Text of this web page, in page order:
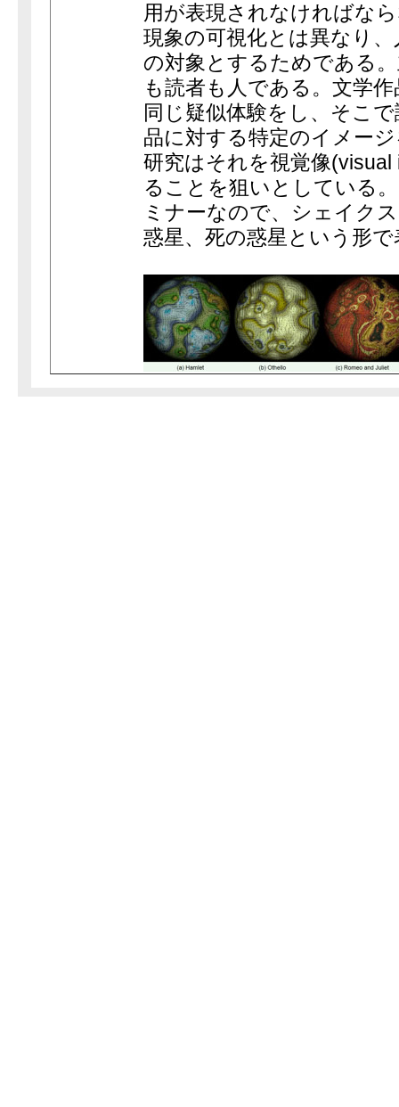
用が表現されなければな
現象の可視化とは異なり
の対象とするためである
も読者も人である。文学
同じ疑似体験をし、そこ
品に対する特定のイメー
研究はそれを視覚像
ることを狙いとしている
ミナーなので、シェイク
惑星、死の惑星という形